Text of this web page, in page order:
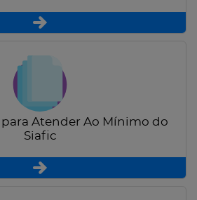
para Atender Ao Mínimo do
Siafic